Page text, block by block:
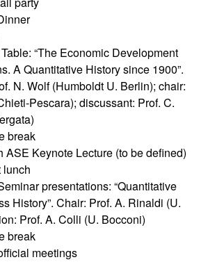
“The Economic Development
A Quantitative History since 1900”.
N. Wolf (Humboldt U. Berlin); chair:
Pescara); discussant: Prof. C.
break
ASE Keynote Lecture (to be defined)
presentations: “Quantitative
History”. Chair: Prof. A. Rinaldi (U.
Prof. A. Colli (U. Bocconi)
break
meetings